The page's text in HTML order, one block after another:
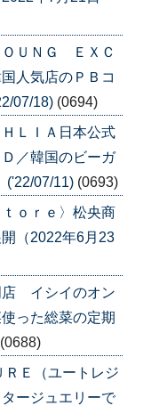
ＵＮＧ ＥＸＣ
人気店のＰＢコ
07/18) (0694)
ＬＩＡ日本公式
／韓国のビーガ
('22/07/11) (0693)
ｏｒｅ〉松央商
（2022年6月23
店 イシイのオン
った総菜の定期
(0688)
ＲＥ（ユートレジ
ージュエリーで